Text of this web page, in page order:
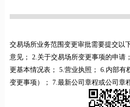
交易场所业务范围变更审批需要提交以
意见； 2.关于交易场所变更事项的申请
更基本情况表； 5.营业执照； 6.内部有
变更事项）； 7.最新公司章程或公司章